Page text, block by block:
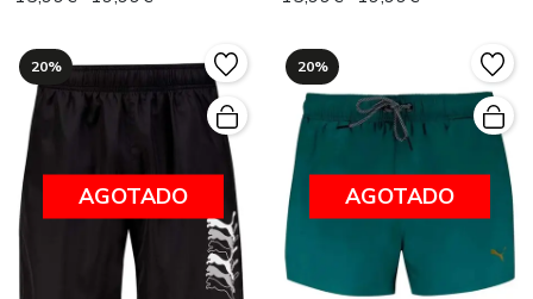
20%
AGOTADO
20%
AGOTADO